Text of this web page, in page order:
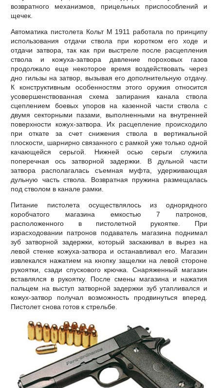
возвратного механизмов, прицельных приспособлений и
щечек.
Автоматика пистолета Кольт М 1911 работала по принципу
использования отдачи ствола при коротком его ходе и
отдачи затвора, так как при выстреле после расцепления
ствола и кожуха-затвора давление пороховых газов
продолжало еще некоторое время воздействовать через
дно гильзы на затвор, вызывая его дополнительную отдачу.
К конструктивным особенностям этого оружия относится
усовершенствованная схема запирания канала ствола
сцеплением боевых упоров на казенной части ствола с
двумя секторными пазами, выполненными на внутренней
поверхности кожух-затвора. Их расцепление происходило
при откате за счет снижения ствола в вертикальной
плоскости, шарнирно связанного с рамкой уже только одной
качающейся серьгой. Нижней осью серьги служила
поперечная ось затворной задержки. В дульной части
затвора располагалась съемная муфта, удерживающая
дульную часть ствола. Возвратная пружина размещалась
под стволом в канале рамки.
Питание пистолета осуществлялось из однорядного
коробчатого магазина емкостью 7 патронов,
расположенного в пистолетной рукоятке. При
израсходовании патронов подаватель магазина поднимал
зуб затворной задержки, который заскакивал в вырез на
левой стенке кожуха-затвора и останавливал его. Магазин
извлекался нажатием на кнопку защелки на левой стороне
рукоятки, сзади спускового крючка. Снаряженный магазин
вставлялся в рукоятку. После смены магазина и нажатия
пальцем на выступ затворной задержки зуб утапливался и
кожух-затвор получал возможность продвинуться вперед.
Пистолет снова готов к стрельбе.